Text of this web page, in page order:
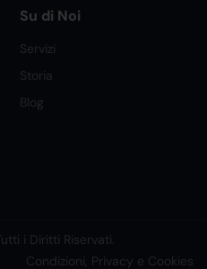
Su di Noi
Servizi
Storia
Blog
i Diritti Riservati.
Condizioni, Privacy e Cookies